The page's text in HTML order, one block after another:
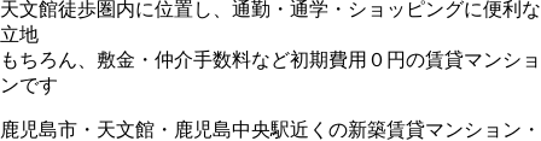
天文館徒歩圏内に位置し、通勤・通学・ショッピングに便利な
立地
もちろん、敷金・仲介手数料など初期費用０円の賃貸マンショ
ンです
鹿児島市・天文館・鹿児島中央駅近くの新築賃貸マンション・